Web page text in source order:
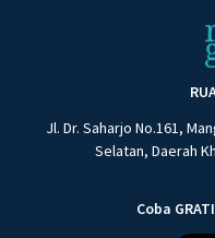
Jl. Dr. Saharjo No.161,
Selatan, Daerah
Coba